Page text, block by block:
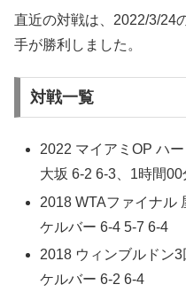
直近の対戦は、2022/3/24
手が勝利しました。
対戦一覧
2022 マイアミOP ハー
大坂 6-2 6-3、1時間00
2018 WTAファイナル
ケルバー 6-4 5-7 6-4
2018 ウィンブルドン3
ケルバー 6-2 6-4